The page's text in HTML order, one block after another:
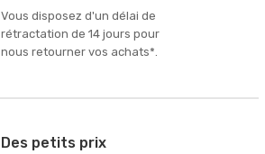
Vous disposez d'un délai de
rétractation de 14 jours pour
nous retourner vos achats*.
Des petits prix